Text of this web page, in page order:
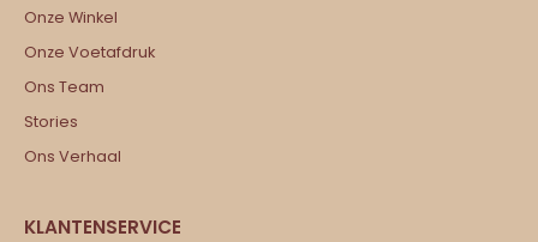
Onze Winkel
Onze Voetafdruk
Ons Team
Stories
Ons Verhaal